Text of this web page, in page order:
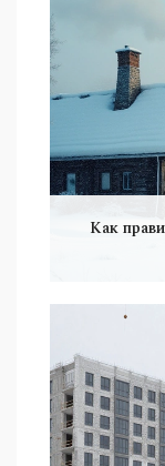
Как